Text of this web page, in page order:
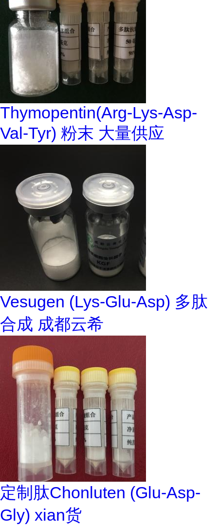
Thymopentin(Arg-Lys-Asp-
Val-Tyr) 粉末 大量供应
Vesugen (Lys-Glu-Asp) 多肽
合成 成都云希
定制肽Chonluten (Glu-Asp-
Gly) xian货